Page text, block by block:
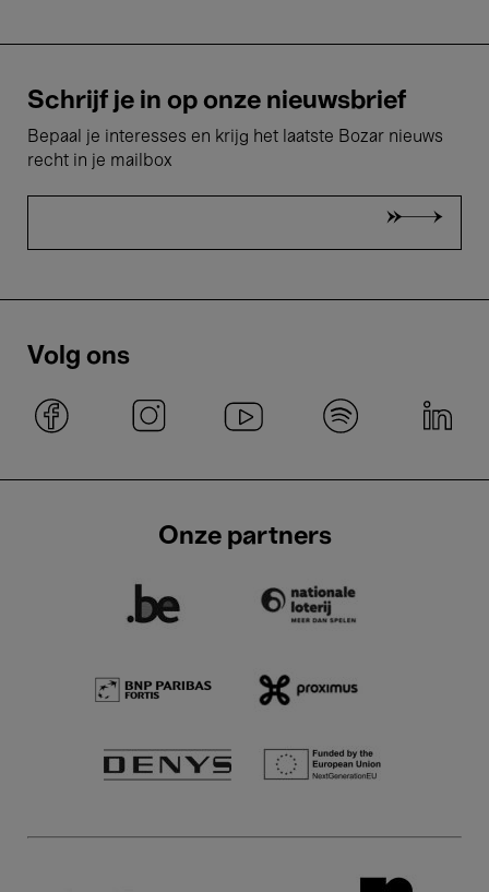
Schrijf je in op onze nieuwsbrief
Bepaal je interesses en krijg het laatste Bozar nieuws
recht in je mailbox
Volg ons
Onze partners